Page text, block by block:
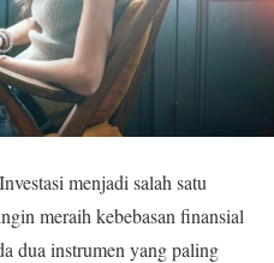
Investasi menjadi salah satu
meraih kebebasan finansial
dua instrumen yang paling